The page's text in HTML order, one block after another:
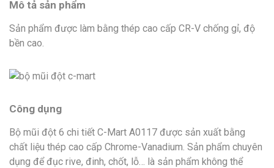
Mô tả sản phẩm
Sản phẩm được làm bằng thép cao cấp CR-V chống gỉ, độ
bền cao.
Công dụng
Bộ mũi đột 6 chi tiết C-Mart A0117 được sản xuất bằng
chất liệu thép cao cấp Chrome-Vanadium. Sản phẩm chuyên
dụng để đục rive, đinh, chốt, lỗ… là sản phẩm không thể